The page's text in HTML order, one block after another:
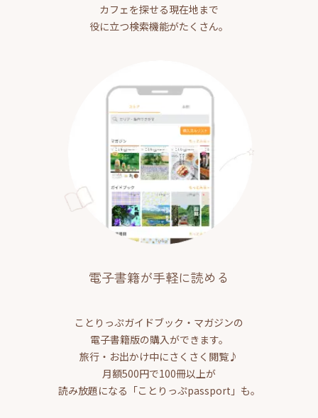
カフェを探せる現在地まで
役に立つ検索機能がたくさん。
電子書籍が手軽に読める
ことりっぷガイドブック・マガジンの
電子書籍版の購入ができます。
旅行・お出かけ中にさくさく閲覧♪
月額500円で100冊以上が
読み放題になる「ことりっぷpassport」も。